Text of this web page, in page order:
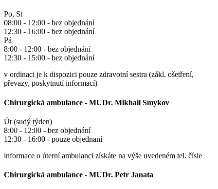
Po, St
08:00 - 12:00 - bez objednání
12:30 - 16:00 - bez objednání
Pá
8:00 - 12:00 - bez objednání
12:30 - 15:00 - bez objednání
v ordinaci je k dispozici pouze zdravotní sestra (zákl. ošetření,
převazy, poskytnutí informací)
Chirurgická ambulance - MUDr. Mikhail Smykov
Út (sudý týden)
8:00 - 12:00 - bez objednání
12:30 - 16:00 - pouze objednaní
informace o úterní ambulanci získáte na výše uvedeném tel. čísle
Chirurgická ambulance - MUDr. Petr Janata